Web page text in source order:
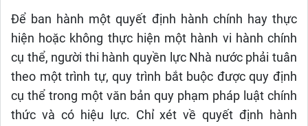
Để ban hành một quyết định hành chính hay thực
hiện hoặc không thực hiện một hành vi hành chính
cụ thể, người thi hành quyền lực Nhà nước phải tuân
theo một trình tự, quy trình bắt buộc được quy định
cụ thể trong một văn bản quy phạm pháp luật chính
thức và có hiệu lực. Chỉ xét về quyết định hành